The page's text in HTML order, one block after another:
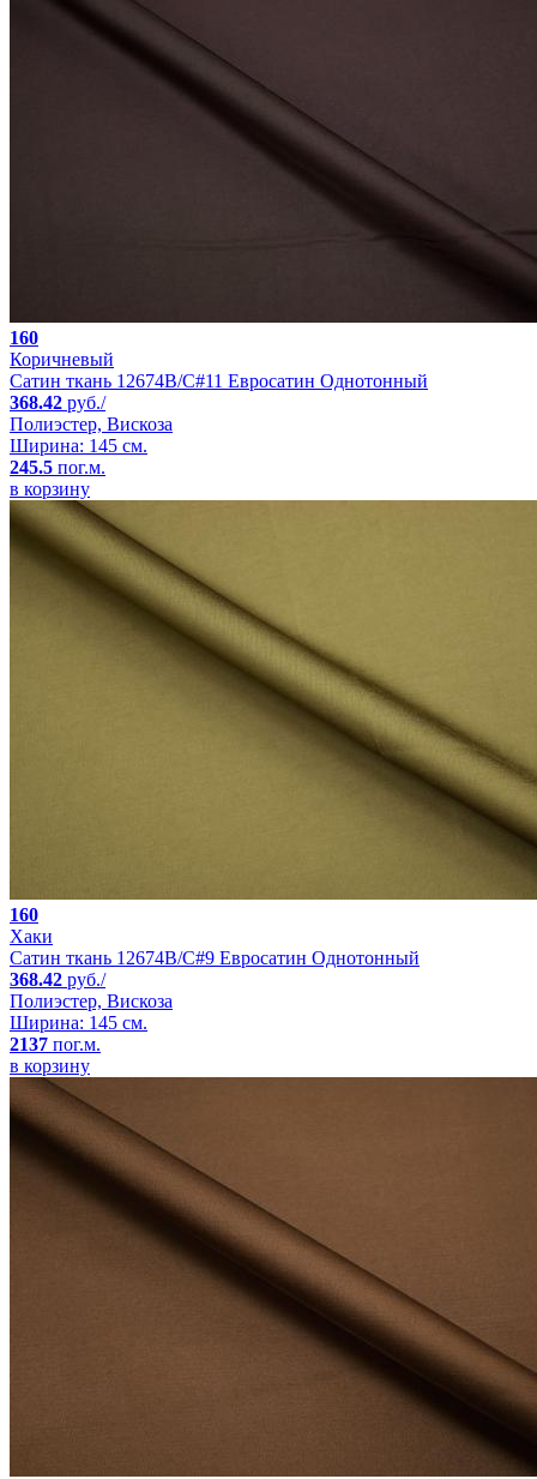
160
Коричневый
Сатин ткань 12674B/C#11 Евросатин Однотонный
368.42 руб./
Полиэстер, Вискоза
Ширина: 145 см.
245.5 пог.м.
в корзину
160
Хаки
Сатин ткань 12674B/C#9 Евросатин Однотонный
368.42 руб./
Полиэстер, Вискоза
Ширина: 145 см.
2137 пог.м.
в корзину